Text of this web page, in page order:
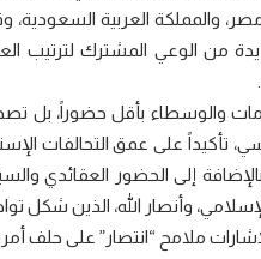
والمملكة العربية
من الوعي المشترك لترتيب
والوسطاء بأقل حضوراً، بل
تأكيداً على عمق التحالفات
بالإضافة إلى الحضور العقائدي
وأنصار الله، الذين شكل
ملامح “انتصار” على حلف